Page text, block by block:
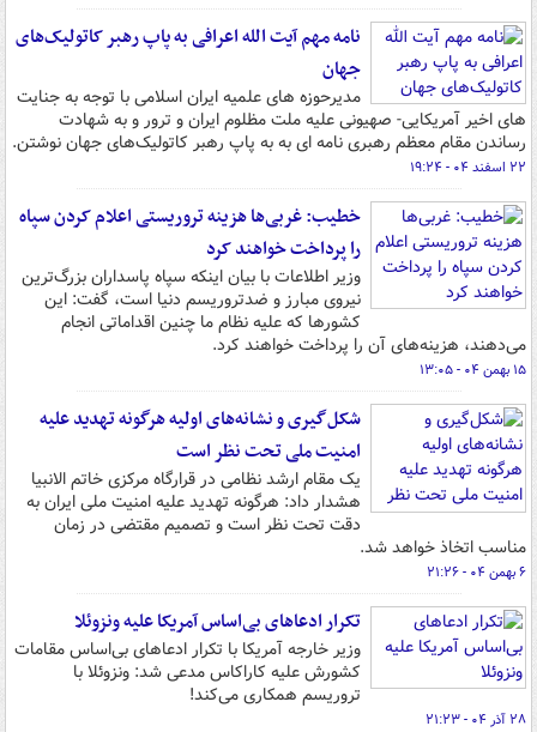
نامه مهم آیت الله اعرافی به پاپ رهبر کاتولیک‌های
جهان
مدیرحوزه های علمیه ایران اسلامی با توجه به جنایت
های اخیر آمریکایی- صهیونی علیه ملت مظلوم ایران و ترور و به شهادت
رساندن مقام معظم رهبری نامه ای به به پاپ رهبر کاتولیک‌های جهان نوشتن.
۲۲ اسفند ۰۴ - ۱۹:۲۴
خطیب: غربی‌ها هزینه‌ تروریستی اعلام کردن سپاه
را پرداخت خواهند کرد
وزیر اطلاعات با بیان اینکه سپاه پاسداران بزرگ‌ترین
نیروی مبارز و ضدتروریسم دنیا است، گفت: این
کشورها که علیه نظام ما چنین اقداماتی انجام
می‌دهند، هزینه‌های آن را پرداخت خواهند کرد.
۱۵ بهمن ۰۴ - ۱۳:۰۵
شکل‌گیری و نشانه‌های اولیه هرگونه تهدید علیه
امنیت ملی تحت نظر است
یک مقام ارشد نظامی در قرارگاه مرکزی خاتم الانبیا
هشدار داد: هرگونه تهدید علیه امنیت ملی ایران به
دقت تحت نظر است و تصمیم مقتضی در زمان
مناسب اتخاذ خواهد شد.
۶ بهمن ۰۴ - ۲۱:۲۶
تکرار ادعاهای بی‌اساس آمریکا علیه ونزوئلا
وزیر خارجه آمریکا با تکرار ادعاهای بی‌اساس مقامات
کشورش علیه کاراکاس مدعی شد: ونزوئلا با
تروریسم همکاری می‌کند!
۲۸ آذر ۰۴ - ۲۱:۲۳